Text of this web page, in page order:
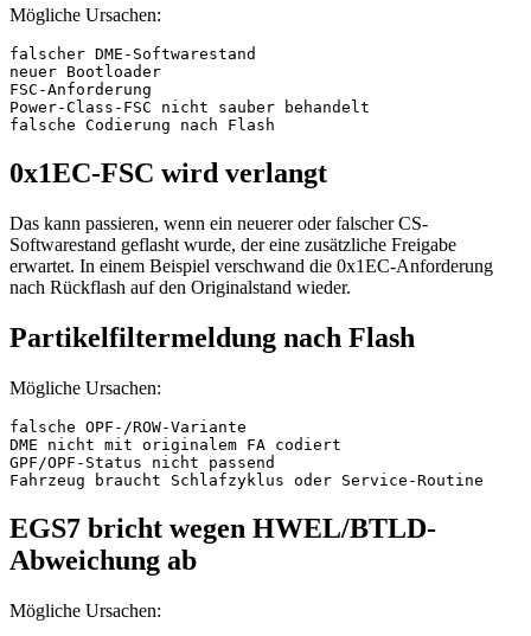
Mögliche Ursachen:
falscher DME-Softwarestand
neuer Bootloader
FSC-Anforderung
Power-Class-FSC nicht sauber behandelt
falsche Codierung nach Flash
0x1EC-FSC wird verlangt
Das kann passieren, wenn ein neuerer oder falscher CS-
Softwarestand geflasht wurde, der eine zusätzliche Freigabe
erwartet. In einem Beispiel verschwand die 0x1EC-Anforderung
nach Rückflash auf den Originalstand wieder.
Partikelfiltermeldung nach Flash
Mögliche Ursachen:
falsche OPF-/ROW-Variante
DME nicht mit originalem FA codiert
GPF/OPF-Status nicht passend
Fahrzeug braucht Schlafzyklus oder Service-Routine
EGS7 bricht wegen HWEL/BTLD-
Abweichung ab
Mögliche Ursachen: